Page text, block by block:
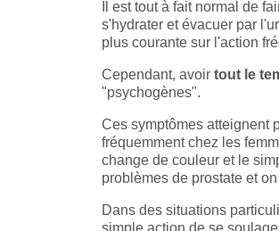
Il est tout à fait normal de
s'hydrater et évacuer par
plus courante sur l'action
Cependant, avoir tout le
"psychogènes".
Ces symptômes atteignent
fréquemment chez les
change de couleur et le
problèmes de prostate et
Dans des situations
simple action de se